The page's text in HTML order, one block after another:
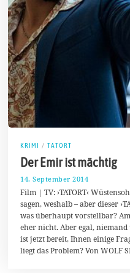
KRIMI / TATORT
Der Emir ist mächtig
14. September 2014
4
S
e
p
e
m
Film | TV: ›TATORT‹
sagen, weshalb – aber dieser
was überhaupt vorstellbar?
eher nicht. Aber egal,
ist jetzt bereit, Ihnen einige
liegt das Problem? Von WOLF